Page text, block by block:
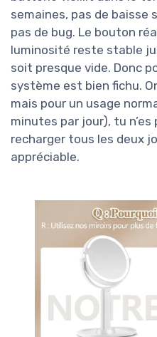
semaines, pas de baisse
pas de bug. Le bouton
luminosité reste stable
soit presque vide. Donc
système est bien fichu.
mais pour un usage
minutes par jour), tu n’es
recharger tous les deux
appréciable.